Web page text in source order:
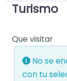
Turismo
Que visitar
No se
con tu